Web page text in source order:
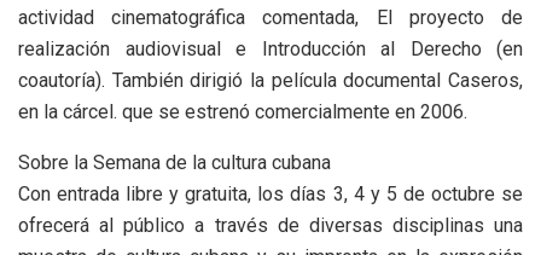
actividad cinematográfica comentada, El proyecto de
realización audiovisual e Introducción al Derecho (en
coautoría). También dirigió la película documental Caseros,
en la cárcel. que se estrenó comercialmente en 2006.
Sobre la Semana de la cultura cubana
Con entrada libre y gratuita, los días 3, 4 y 5 de octubre se
ofrecerá al público a través de diversas disciplinas una